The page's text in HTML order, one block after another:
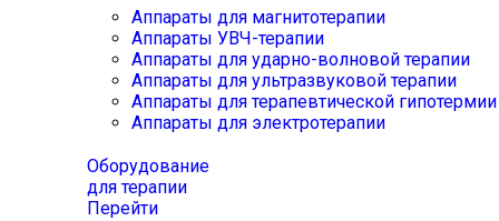
Аппараты для магнитотерапии
Аппараты УВЧ-терапии
Аппараты для ударно-волновой терапии
Аппараты для ультразвуковой терапии
Аппараты для терапевтической
Аппараты для электротерапии
Оборудование
для терапии
Перейти